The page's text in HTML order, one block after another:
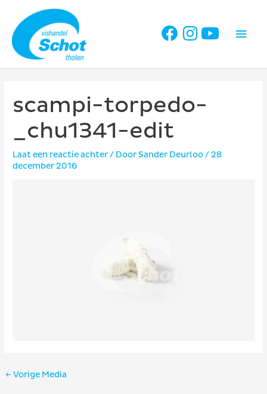
inhoud
scampi-torpedo-
_chu1341-edit
Laat een reactie achter/ DoorSander Deurloo/ 28
december 2016
Bericht
← Vorige Media